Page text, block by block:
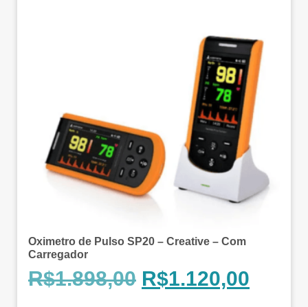
Oximetro de Pulso SP20 – Creative – Com
Carregador
R$1.898,00 R$1.120,00